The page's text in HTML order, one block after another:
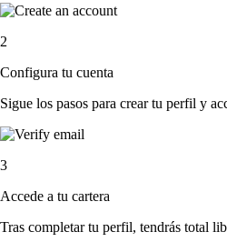
2
Configura tu cuenta
Sigue los pasos para crear tu perfil y
3
Accede a tu cartera
Tras completar tu perfil, tendrás total